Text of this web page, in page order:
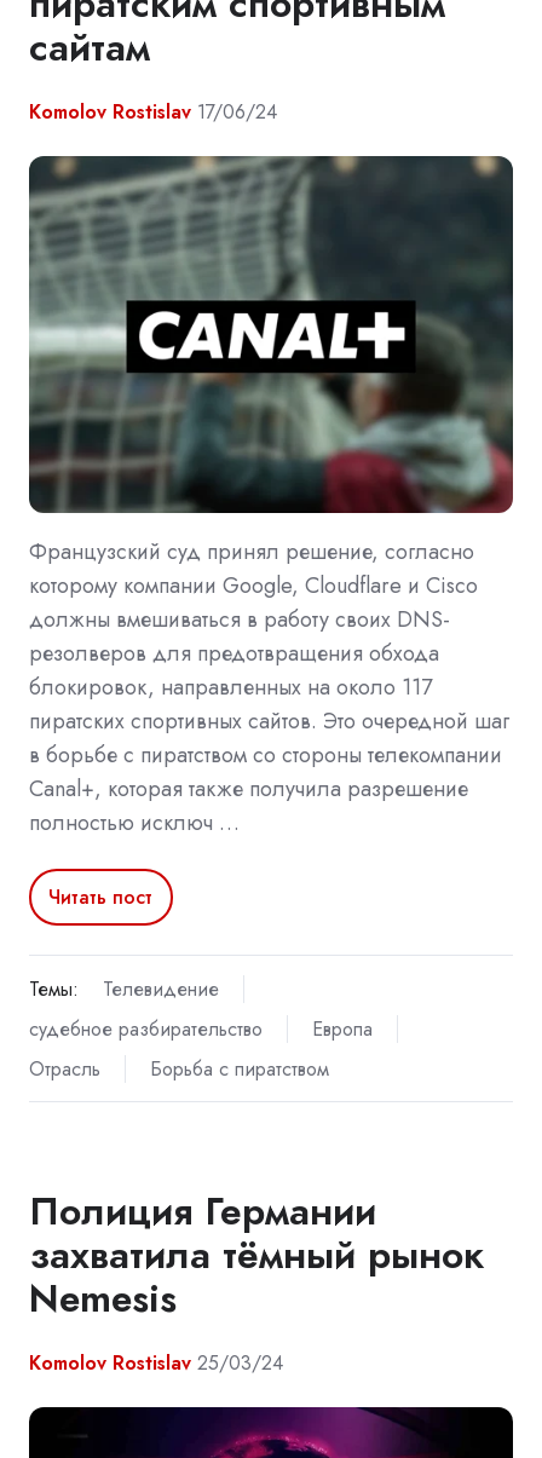
сайтам
Komolov Rostislav 17/06/24
Французский суд принял решение, согласно
которому компании Google, Cloudflare и Cisco
должны вмешиваться в работу своих DNS-
резолверов для предотвращения обхода
блокировок, направленных на около 117
пиратских спортивных сайтов. Это очередной шаг
в борьбе с пиратством со стороны телекомпании
Canal+, которая также получила разрешение
полностью исключ …
Читать пост
Темы:
Телевидение
судебное разбирательство
Европа
Отрасль
Борьба с пиратством
Полиция Германии
захватила тёмный рынок
Nemesis
Komolov Rostislav 25/03/24